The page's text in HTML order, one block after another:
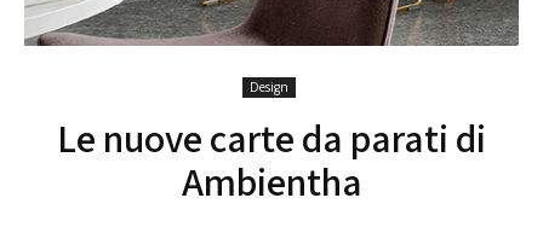
Design
Le nuove carte da parati di
Ambientha